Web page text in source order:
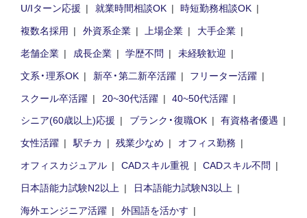
U/Iターン応援
就業時間相談OK
時短勤務相談OK
複数名採用
外資系企業 上場企業
大手企業
老舗企業
成長企業 学歴不問
未経験歓迎
文系・理系OK
新卒・第二新卒活躍
フリーター活躍
スクール卒活躍
20~30代活躍
40~50代活躍
シニア(60歳以上)応援
ブランク・復職OK
有資格者優遇
女性活躍
駅チカ 残業少なめ
オフィス勤務
オフィスカジュアル
CADスキル重視
CADスキル不問
日本語能力試験N2以上
日本語能力試験N3以上
海外エンジニア活躍
外国語を活かす